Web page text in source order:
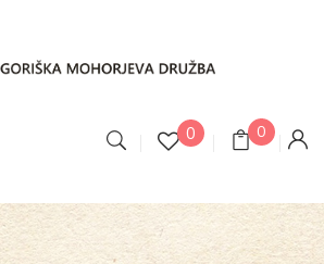
0 0